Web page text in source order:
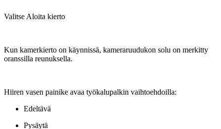
Valitse Aloita kierto
Kun kamerkierto on käynnissä, kameraruudukon solu on merkitty
oranssilla reunuksella.
Hiiren vasen painike avaa työkalupalkin vaihtoehdoilla:
Edeltävä
Pysäytä